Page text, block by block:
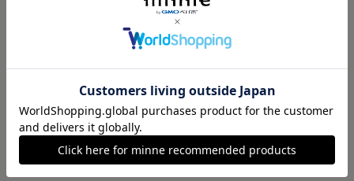
minneとものづくりと
minne学習帖
minneの本
企業の方へ